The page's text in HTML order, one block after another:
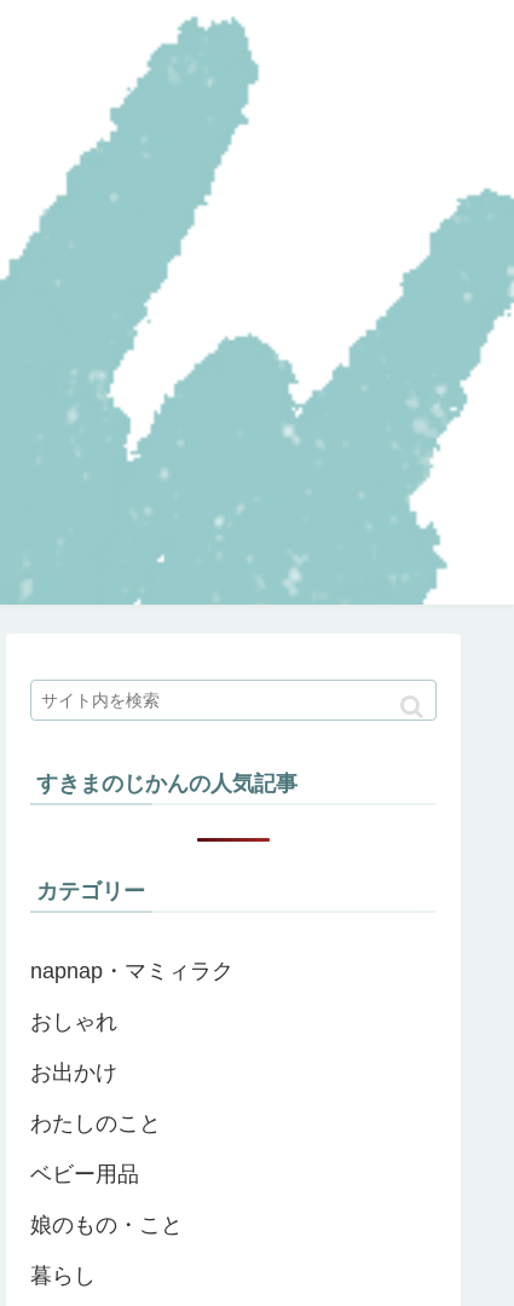
すきまのじかんの人気記事
カテゴリー
napnap・マミィラク
おしゃれ
お出かけ
わたしのこと
ベビー用品
娘のもの・こと
暮らし